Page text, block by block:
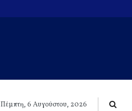
Πέμπτη, 6 Αυγούστου, 2026